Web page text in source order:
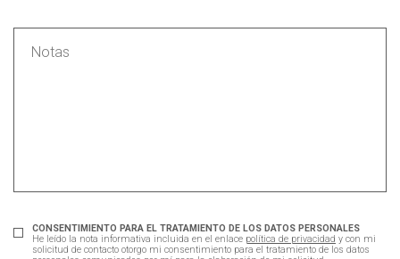
CONSENTIMIENTO PARA EL TRATAMIENTO DE LOS DATOS PERSONALES
He leído la nota informativa incluida en el enlace política de privacidad y con mi
solicitud de contacto otorgo mi consentimiento para el tratamiento de los datos